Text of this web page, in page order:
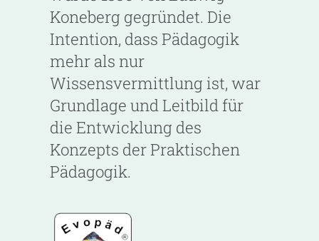
Koneberg gegründet. Die
Intention, dass Pädagogik
mehr als nur
Wissensvermittlung ist, war
Grundlage und Leitbild für
die Entwicklung des
Konzepts der Praktischen
Pädagogik.